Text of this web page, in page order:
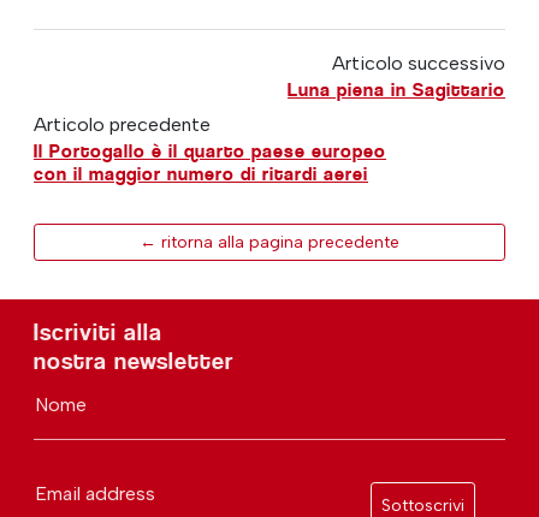
Articolo successivo
Luna piena in Sagittario
Articolo precedente
Il Portogallo è il quarto paese europeo
con il maggior numero di ritardi aerei
← ritorna alla pagina precedente
Iscriviti alla
nostra newsletter
Nome
Email address
Sottoscrivi